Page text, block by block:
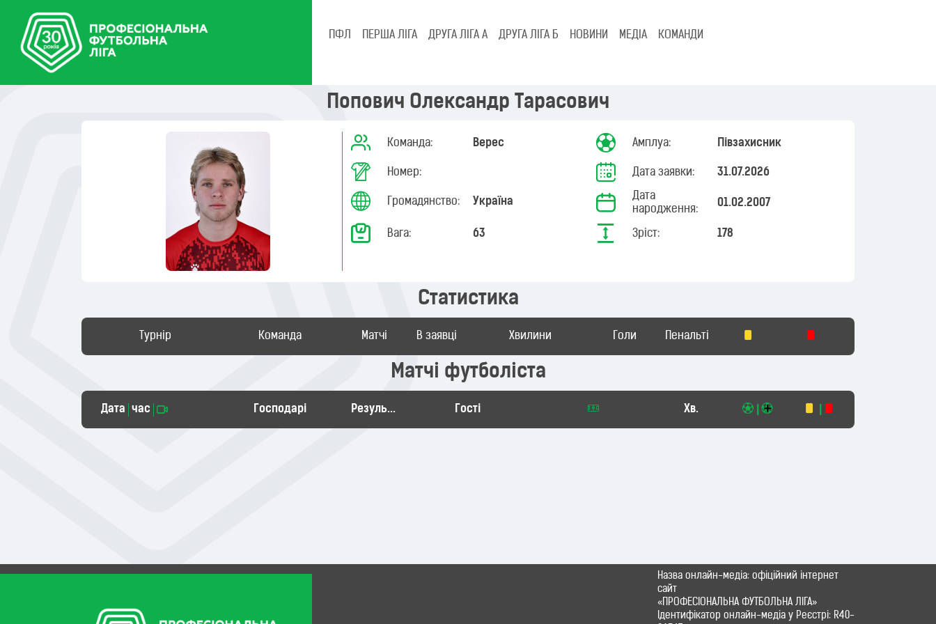
ПФЛ ПЕРША ЛІГА ДРУГА ЛІГА А ДРУГА ЛІГА Б НОВИНИ МЕДІА КОМАНДИ
Попович Олександр Тарасович
Команда: Верес Амплуа: Півзахисник
Номер: Дата заявки: 31.07.2026
Громадянство: Україна
Дата
народження:
01.02.2007
Вага: 63 Зріст: 178
Статистика
Турнір Команда Матчі В заявці Хвилини Голи Пенальті
Матчі футболіста
Дата час Господарі Результат Гості Хв.
Назва онлайн-медіа: офіційний інтернет
сайт
«ПРОФЕСІОНАЛЬНА ФУТБОЛЬНА ЛІГА»
Ідентифікатор онлайн-медіа у Реєстрі: R40-